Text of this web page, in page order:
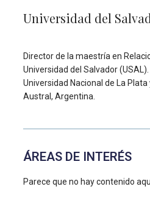
Universidad del
Director de la maestría en
Universidad del Salvador
Universidad Nacional de La Plata
Austral, Argentina.
ÁREAS DE INTERÉS
Parece que no hay contenido